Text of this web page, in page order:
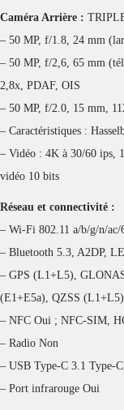
Caméra Arrière :
– 50 MP, f/1.8, 24 mm
– 50 MP, f/2,6, 65 mm
2,8x, PDAF, OIS
– 50 MP, f/2.0, 15 mm,
– Caractéristiques :
– Vidéo : 4K à 30/60 ips,
vidéo 10 bits
Réseau et connectivité :
– Wi-Fi 802.11 a/b/g/n/ac/
– Bluetooth 5.3, A2DP, LE
– GPS (L1+L5),
(E1+E5a), QZSS (L1+L5)
– NFC Oui ; NFC-SIM,
– Radio Non
– USB Type-C 3.1 Type-
– Port infrarouge Oui